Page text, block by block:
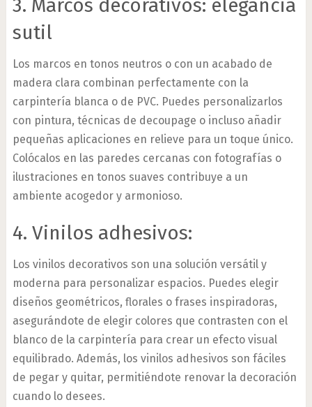
3. Marcos decorativos: elegancia
sutil
Los marcos en tonos neutros o con un acabado de
madera clara combinan perfectamente con la
carpintería blanca o de PVC. Puedes personalizarlos
con pintura, técnicas de decoupage o incluso añadir
pequeñas aplicaciones en relieve para un toque único.
Colócalos en las paredes cercanas con fotografías o
ilustraciones en tonos suaves contribuye a un
ambiente acogedor y armonioso.
4. Vinilos adhesivos:
Los vinilos decorativos son una solución versátil y
moderna para personalizar espacios. Puedes elegir
diseños geométricos, florales o frases inspiradoras,
asegurándote de elegir colores que contrasten con el
blanco de la carpintería para crear un efecto visual
equilibrado. Además, los vinilos adhesivos son fáciles
de pegar y quitar, permitiéndote renovar la decoración
cuando lo desees.